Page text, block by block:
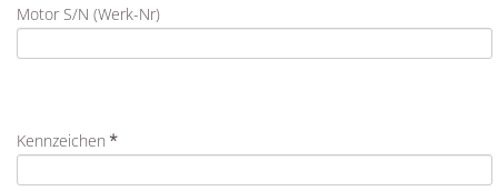
Motor S/N (Werk-Nr)
Kennzeichen *